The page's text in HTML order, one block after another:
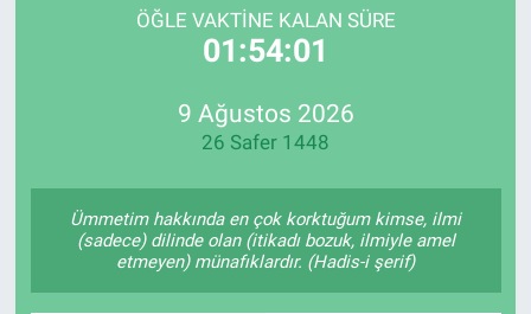
ÖĞLE VAKTINE KALAN SÜRE
01:54:01
9 Ağustos 2026
26 Safer 1448
Ümmetim hakkında en çok korktuğum kimse, ilmi
(sadece) dilinde olan (itikadı bozuk, ilmiyle amel
etmeyen) münafıklardır. (Hadis-i şerif)
Son Dakika Haberleri